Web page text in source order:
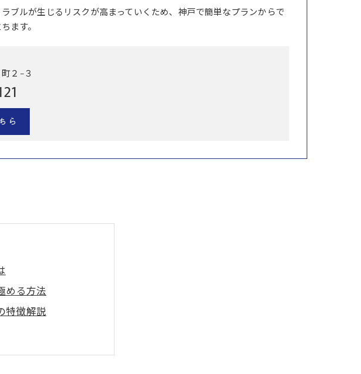
ブルが生じるリスクが高まっていくため、神戸で簡単なプランからで
ます。
２−３
ら
める方法
特徴解説
合の真実
理由と対策